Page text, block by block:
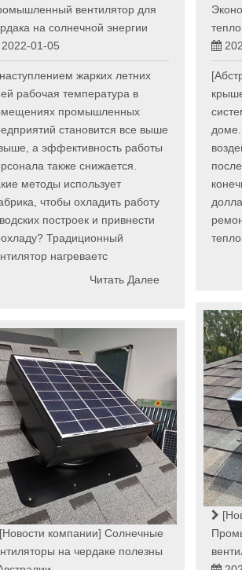
вентилятор для
на солнечной энергии
01-05
жарких летних
рабочая температура в
промышленных
становится все выше
а эффективность работы
также снижается.
методы использует
чтобы охладить работу
построек и привнести
Традиционный
нагреваетс
Читать Далее
[Новости компании] Солнечные
на чердаке полезны